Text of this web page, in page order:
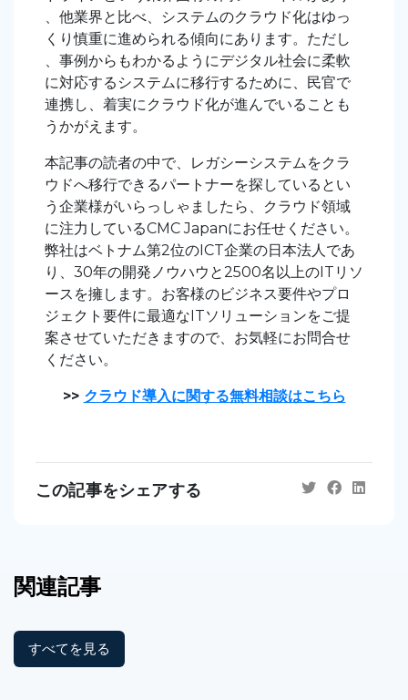
、他業界と比べ、システムのクラウド化はゆっ
くり慎重に進められる傾向にあります。ただし
、事例からもわかるようにデジタル社会に柔軟
に対応するシステムに移行するために、民官で
連携し、着実にクラウド化が進んでいることも
うかがえます。
本記事の読者の中で、レガシーシステムをクラ
ウドへ移行できるパートナーを探しているとい
う企業様がいらっしゃましたら、クラウド領域
に注力しているCMC Japanにお任せください。
弊社はベトナム第2位のICT企業の日本法人であ
り、30年の開発ノウハウと2500名以上のITリソ
ースを擁します。お客様のビジネス要件やプロ
ジェクト要件に最適なITソリューションをご提
案させていただきますので、お気軽にお問合せ
ください。
>> クラウド導入に関する無料相談はこちら
この記事をシェアする
関連記事
すべてを見る